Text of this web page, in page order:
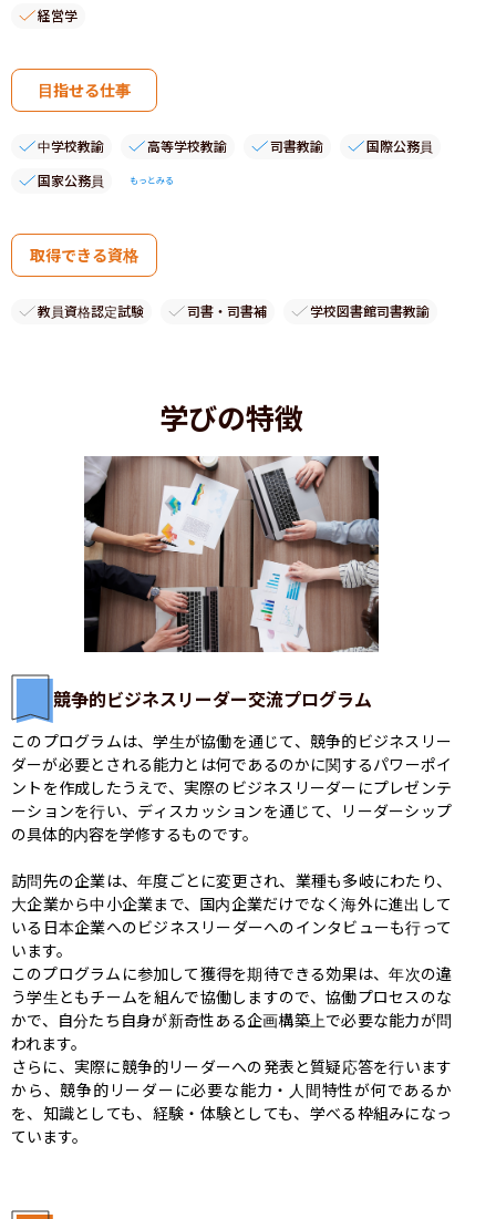
経営学
目指せる仕事
中学校教諭 高等学校教諭 司書教諭
国際公務員
国家公務員
もっとみる
取得できる資格
教員資格認定試験 司書・司書補 学校図書館司書教諭
学びの特徴
競争的ビジネスリーダー交流プログラム
このプログラムは、学生が協働を通じて、競争的ビジネスリー
ダーが必要とされる能力とは何であるのかに関するパワーポイ
ントを作成したうえで、実際のビジネスリーダーにプレゼンテ
ーションを行い、ディスカッションを通じて、リーダーシップ
の具体的内容を学修するものです。
訪問先の企業は、年度ごとに変更され、業種も多岐にわたり、
大企業から中小企業まで、国内企業だけでなく海外に進出して
いる日本企業へのビジネスリーダーへのインタビューも行って
います。
このプログラムに参加して獲得を期待できる効果は、年次の違
う学生ともチームを組んで協働しますので、協働プロセスのな
かで、自分たち自身が新奇性ある企画構築上で必要な能力が問
われます。
さらに、実際に競争的リーダーへの発表と質疑応答を行います
から、競争的リーダーに必要な能力・人間特性が何であるか
を、知識としても、経験・体験としても、学べる枠組みになっ
ています。